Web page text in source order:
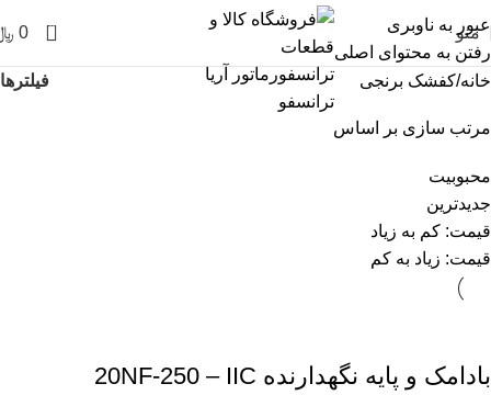
عبور به ناوبری
رفتن به محتوای اصلی
منو 0
0
خانه کفشک برنجی فیلترها
مرتب سازی بر اساس
محبوبیت
جدیدترین
قیمت: کم به زیاد
قیمت: زیاد به کم
بادامک و پایه نگهدارنده 20NF-250 – IIC